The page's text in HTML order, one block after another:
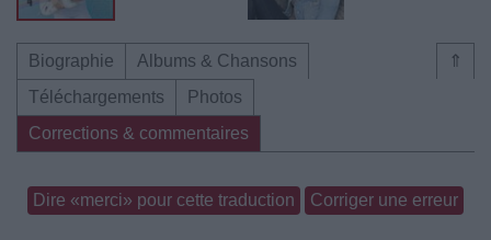
⇑
Biographie
Albums & Chansons
Téléchargements
Photos
Corrections & commentaires
Dire «merci» pour cette traduction Corriger une erreur